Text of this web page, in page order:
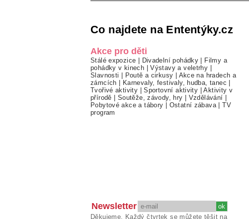
Co najdete na Ententýky.cz
Akce pro děti
Stálé expozice | Divadelní pohádky | Filmy a
pohádky v kinech |Výstavy a veletrhy |
Slavnosti | Poutě a cirkusy | Akce na hradech a
zámcích | Karnevaly, festivaly, hudba, tanec |
Tvořivé aktivity |Sportovní aktivity |Aktivity v
přírodě | Soutěže, závody, hry | Vzdělávání |
Pobytové akce a tábory | Ostatní zábava |TV
program
Newsletter
Děkujeme. Každý čtvrtek se můžete těšit na